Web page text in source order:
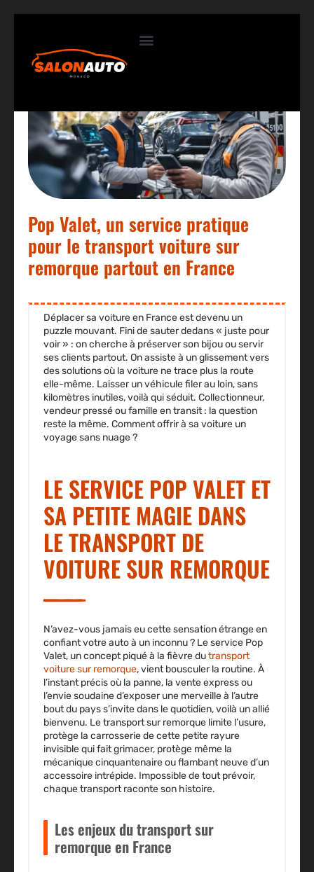
Pop Valet, un service pratique
pour le transport voiture sur
remorque partout en France
Déplacer sa voiture en France est devenu un
puzzle mouvant. Fini de sauter dedans « juste pour
voir » : on cherche à préserver son bijou ou servir
ses clients partout. On assiste à un glissement vers
des solutions où la voiture ne trace plus la route
elle-même. Laisser un véhicule filer au loin, sans
kilomètres inutiles, voilà qui séduit. Collectionneur,
vendeur pressé ou famille en transit : la question
reste la même. Comment offrir à sa voiture un
voyage sans nuage ?
LE SERVICE POP VALET ET
SA PETITE MAGIE DANS
LE TRANSPORT DE
VOITURE SUR REMORQUE
N’avez-vous jamais eu cette sensation étrange en
confiant votre auto à un inconnu ? Le service Pop
Valet, un concept piqué à la fièvre dutransport
voiture sur remorque, vient bousculer la routine. À
l’instant précis où la panne, la vente express ou
l’envie soudaine d’exposer une merveille à l’autre
bout du pays s’invite dans le quotidien, voilà un allié
bienvenu. Le transport sur remorque limite l’usure,
protège la carrosserie de cette petite rayure
invisible qui fait grimacer, protège même la
mécanique cinquantenaire ou flambant neuve d’un
accessoire intrépide. Impossible de tout prévoir,
chaque transport raconte son histoire.
Les enjeux du transport sur
remorque en France